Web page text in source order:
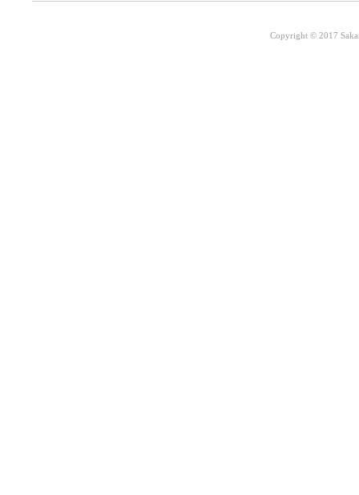
Copyright © 2017